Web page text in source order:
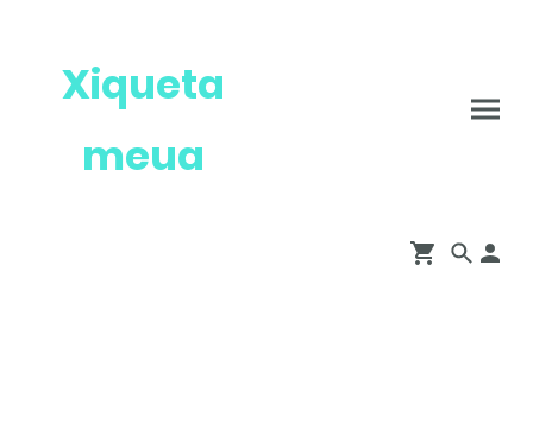
Xiqueta
meua